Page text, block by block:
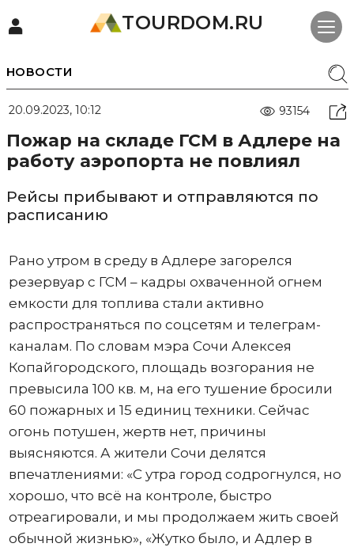
TOURDOM.RU
НОВОСТИ
20.09.2023, 10:12 93154
Пожар на складе ГСМ в Адлере на
работу аэропорта не повлиял
Рейсы прибывают и отправляются по
расписанию
Рано утром в среду в Адлере загорелся
резервуар с ГСМ – кадры охваченной огнем
емкости для топлива стали активно
распространяться по соцсетям и телеграм-
каналам. По словам мэра Сочи Алексея
Копайгородского, площадь возгорания не
превысила 100 кв. м, на его тушение бросили
60 пожарных и 15 единиц техники. Сейчас
огонь потушен, жертв нет, причины
выясняются. А жители Сочи делятся
впечатлениями: «С утра город содрогнулся, но
хорошо, что всё на контроле, быстро
отреагировали, и мы продолжаем жить своей
обычной жизнью», «Жутко было, и Адлер в